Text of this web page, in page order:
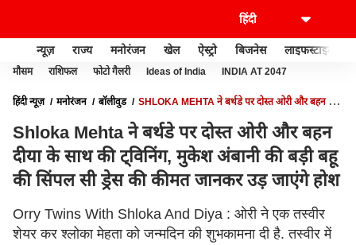
न्यूज़ राज्य मनोरंजन खेल ऐस्ट्रो बिजनेस लाइफस्टाइल
मौसम राशिफल फोटो गैलरी Ideas of India INDIA AT 2047
हिंदी न्यूज़ मनोरंजन बॉलीवुड
SHLOKA MEHTA ने बर्थडे पर दोस्त ओरी और बहन दीया
होश
Shloka Mehta ने बर्थडे पर दोस्त ओरी और बहन
दीया के साथ की ट्विनिंग, मुकेश अंबानी की बड़ी बहू
की सिंपल सी ड्रेस की कीमत जानकर उड़ जाएंगे होश
Orry Twins With Shloka And Diya : ओरी ने एक तस्वीर
शेयर कर श्लोका मेहता को जन्मदिन की शुभकामना दी है. तस्वीर में